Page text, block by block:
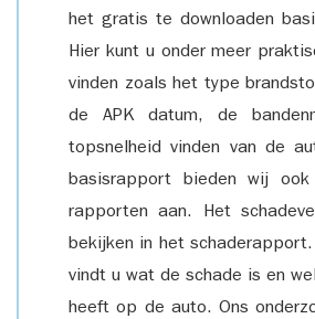
het gratis te downloaden
Hier kunt u onder meer
vinden zoals het type
de APK datum, de
topsnelheid vinden van de
basisrapport bieden wij ook
rapporten aan. Het
bekijken in het
vindt u wat de schade is en
heeft op de auto. Ons